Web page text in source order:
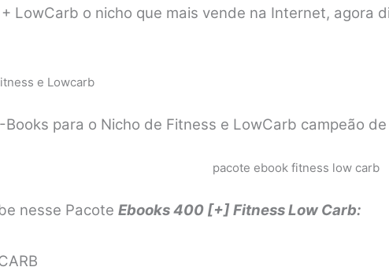
LowCarb o nicho que mais vende na Internet, agora
e Lowcarb
para o Nicho de Fitness e LowCarb campeão
nesse Pacote Ebooks 400 [+] Fitness Low Carb: